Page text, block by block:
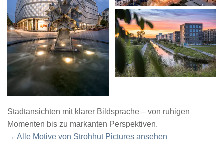
Stadtansichten mit klarer Bildsprache – von ruhigen
Momenten bis zu markanten Perspektiven.
→ Alle Motive von Strohhut Pictures ansehen